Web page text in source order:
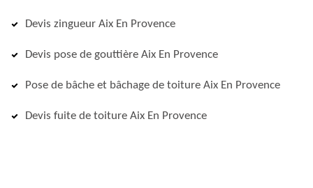
Devis zingueur Aix En Provence
Devis pose de gouttière Aix En Provence
Pose de bâche et bâchage de toiture Aix En Provence
Devis fuite de toiture Aix En Provence